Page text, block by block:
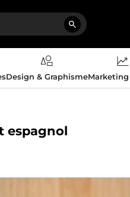
Design & Graphisme
espagnol